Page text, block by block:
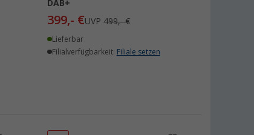
DAB+
399,- €UVP499,- €
Lieferbar
Filialverfügbarkeit: Filiale setzen